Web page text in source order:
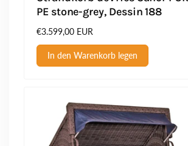
PE stone-grey, Dessin 188
Normaler
Preis
€3.599,00 EUR
In den Warenkorb legen